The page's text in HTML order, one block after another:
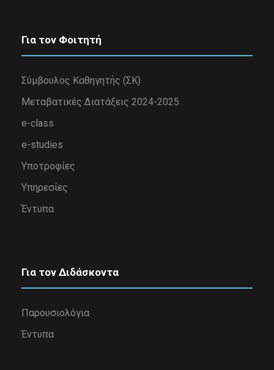
Για τον Φοιτητή
Σύμβουλος Καθηγητής (ΣΚ)
Μεταβατικές Διατάξεις 2024-2025
e-class
e-studies
Υποτροφίες
Υπηρεσίες
Έντυπα
Για τον Διδάσκοντα
Παρουσιολόγια
Έντυπα